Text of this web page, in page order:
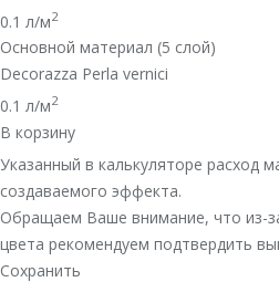
0.1 л/м2
Основной материал (5 слой)
Decorazza Perla vernici
0.1 л/м2
В корзину
Указанный в калькуляторе расход
создаваемого эффекта.
Обращаем Ваше внимание, что из-
цвета рекомендуем подтвердить
Сохранить